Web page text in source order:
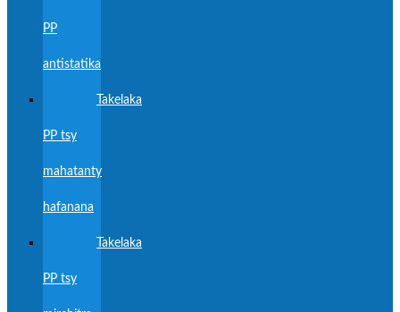
PP
antistatika
Takelaka
PP tsy
mahatanty
hafanana
Takelaka
PP tsy